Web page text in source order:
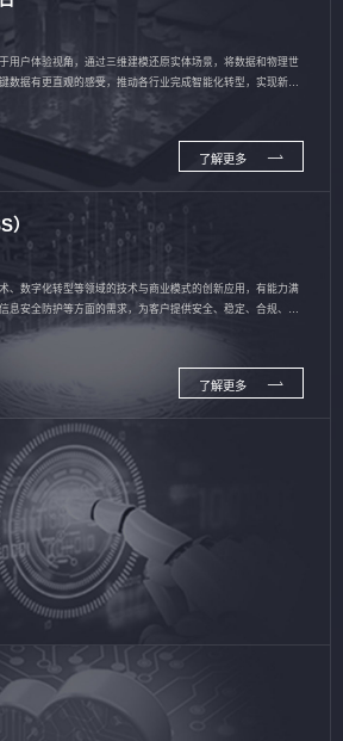
用户体验视角，通过三维建模还原实体场景，将数据和物理世
数据有更直观的感受，推动各行业完成智能化转型，实现新旧
了解更多
）
、数字化转型等领域的技术与商业模式的创新应用，有能力满
息安全防护等方面的需求，为客户提供安全、稳定、合规、持
了解更多